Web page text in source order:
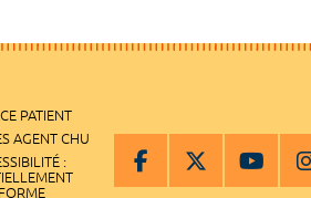
PATIENT
AGENT CHU
: